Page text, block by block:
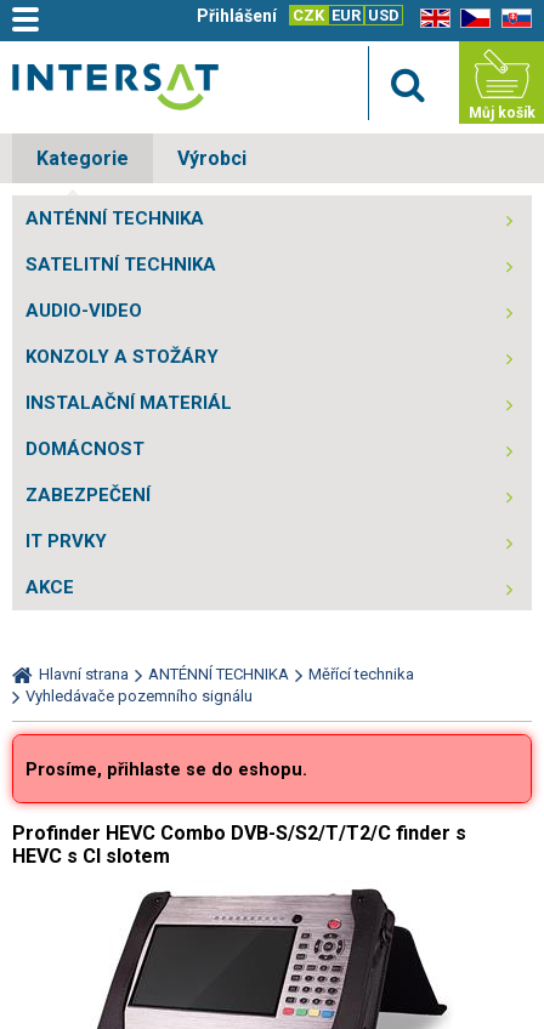
EN CZ SK
CZK EUR USD
Přihlášení
Můj košík
Kategorie Výrobci
ANTÉNNÍ TECHNIKA
SATELITNÍ TECHNIKA
AUDIO-VIDEO
KONZOLY A STOŽÁRY
INSTALAČNÍ MATERIÁL
DOMÁCNOST
ZABEZPEČENÍ
IT PRVKY
AKCE
Hlavní strana ANTÉNNÍ TECHNIKA
Měřící technika
Vyhledávače pozemního signálu
Prosíme, přihlaste se do eshopu.
Profinder HEVC Combo DVB-S/S2/T/T2/C finder s
HEVC s CI slotem